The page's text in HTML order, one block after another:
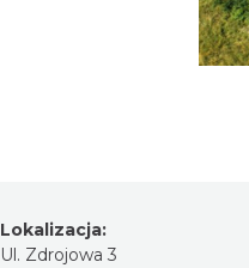
Lokalizacja:
Ul. Zdrojowa 3